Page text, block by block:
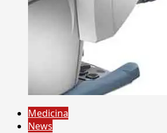
Medicina
News